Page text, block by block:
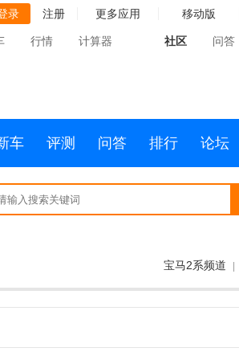
录 注册 更多应用 移动版
行情 计算器 社区 问答
车 评测 问答 排行 论坛
宝马2系频道